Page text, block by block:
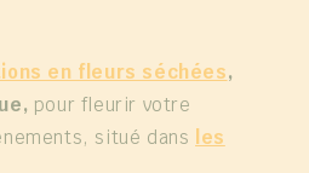
en fleurs séchées,
pour fleurir votre
situé dans
les